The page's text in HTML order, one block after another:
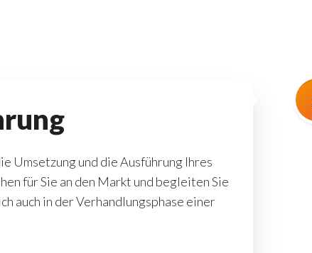
Umsetzung und die Ausführung Ihres
für Sie an den Markt und begleiten Sie
auch in der Verhandlungsphase einer